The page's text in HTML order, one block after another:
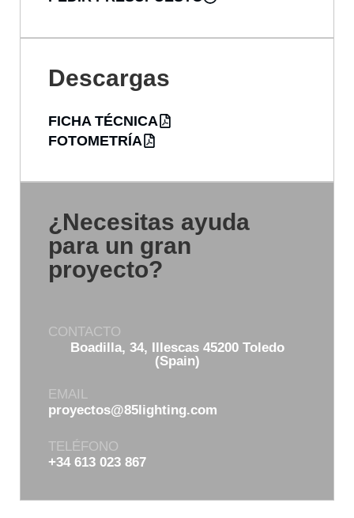
Descargas
FICHA TÉCNICA
FOTOMETRÍA
¿Necesitas ayuda
para un gran
proyecto?
CONTACTO
Boadilla, 34, Illescas 45200 Toledo
(Spain)
EMAIL
proyectos@85lighting.com
TELÉFONO
+34 613 023 867